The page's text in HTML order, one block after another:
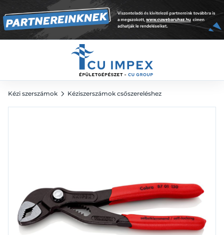
Kézi szerszámok Kéziszerszámok csőszereléshez
18 574 Ft